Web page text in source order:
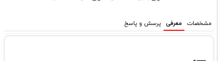
مشخصات معرفی پرسش و پاسخ